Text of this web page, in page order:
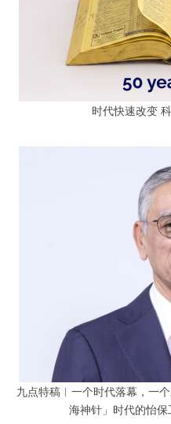
时代快速改变
九点特稿︱一个时代落幕，一
海神针」时代的怡保